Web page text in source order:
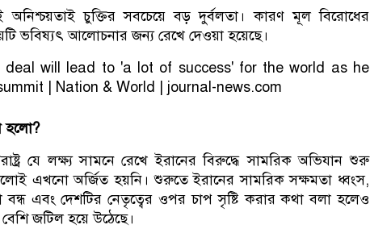
অনিশ্চয়তাই চুক্তির সবচেয়ে বড় দুর্বলতা। কারণ মূল বিরোধের
ভবিষ্যৎ আলোচনার জন্য রেখে দেওয়া হয়েছে।
হলো?
যে লক্ষ্য সামনে রেখে ইরানের বিরুদ্ধে সামরিক অভিযান শুরু
এখনো অর্জিত হয়নি। শুরুতে ইরানের সামরিক সক্ষমতা ধ্বংস,
বন্ধ এবং দেশটির নেতৃত্বের ওপর চাপ সৃষ্টি করার কথা বলা হলেও
বেশি জটিল হয়ে উঠেছে।